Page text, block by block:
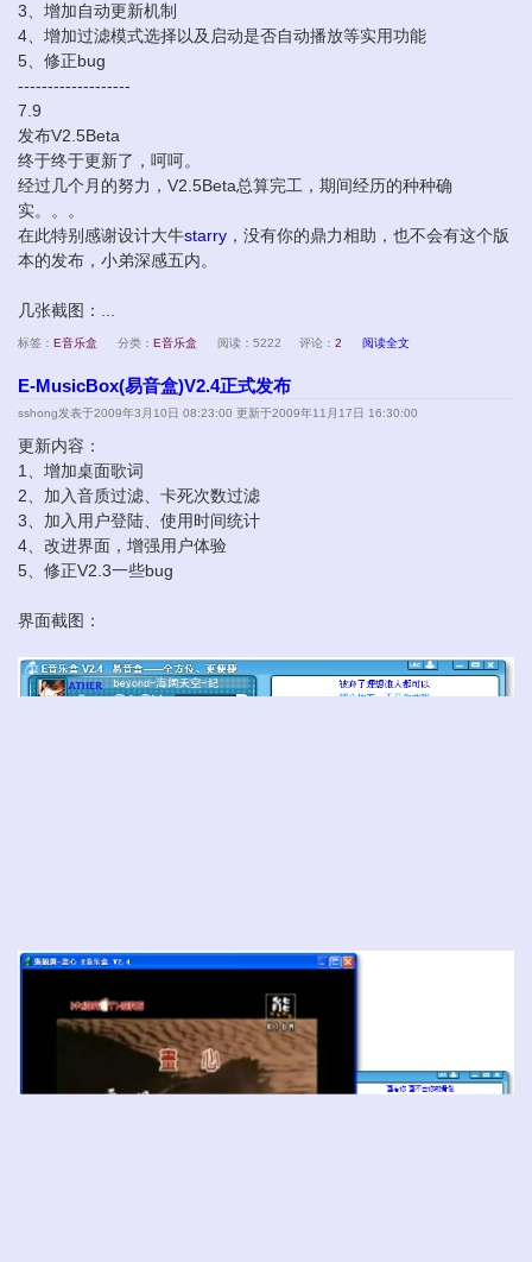
3、增加自动更新机制
4、增加过滤模式选择以及启动是否自动播放等实用功能
5、修正bug
-------------------
7.9
发布V2.5Beta
终于终于更新了，呵呵。
经过几个月的努力，V2.5Beta总算完工，期间经历的种种确
实。。。
在此特别感谢设计大牛starry ，没有你的鼎力相助，也不会有这个版
本的发布，小弟深感五内。
几张截图：...
标签： E音乐盒 分类： E音乐盒 阅读：5222 评论： 2 阅读全文
E-MusicBox(易音盒)V2.4正式发布
sshong发表于2009年3月10日 08:23:00 更新于2009年11月17日 16:30:00
更新内容：
1、增加桌面歌词
2、加入音质过滤、卡死次数过滤
3、加入用户登陆、使用时间统计
4、改进界面，增强用户体验
5、修正V2.3一些bug
界面截图：